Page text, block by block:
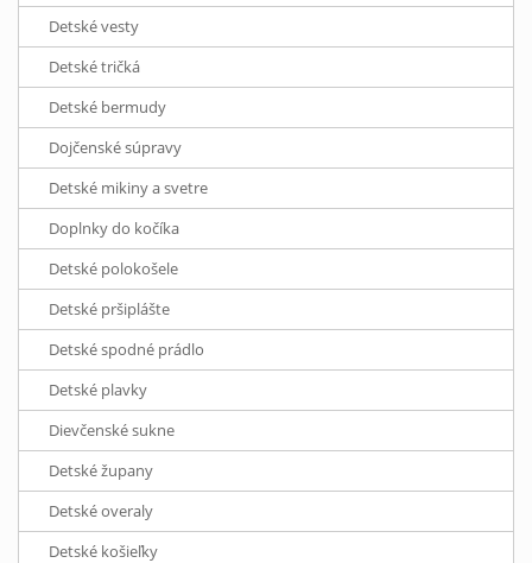
Detské vesty
Detské tričká
Detské bermudy
Dojčenské súpravy
Detské mikiny a svetre
Doplnky do kočíka
Detské polokošele
Detské pršiplášte
Detské spodné prádlo
Detské plavky
Dievčenské sukne
Detské župany
Detské overaly
Detské košieľky